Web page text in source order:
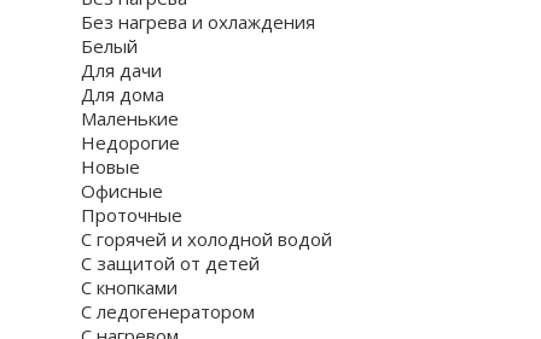
Без нагрева и охлаждения
Белый
Для дачи
Для дома
Маленькие
Недорогие
Новые
Офисные
Проточные
С горячей и холодной водой
С защитой от детей
С кнопками
С ледогенератором